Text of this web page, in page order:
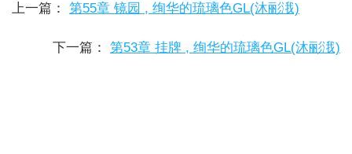
上一篇： 第55章 镜园 , 绚华的琉璃色GL(沐彨涐)
下一篇： 第53章 挂牌 , 绚华的琉璃色GL(沐彨涐)